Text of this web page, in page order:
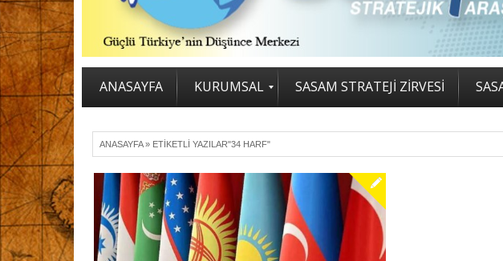
ANASAYFA KURUMSAL SASAM STRATEJİ ZİRVESİ
ANASAYFA» ETIKETLI YAZILAR"34 HARF"